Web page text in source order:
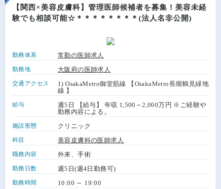
【関西×美容皮膚科】管理医師候補者を募集！美容未経
験でも相談可能☆＊＊＊＊＊＊＊＊(法人名非公開)
勤務体系 常勤の医師求人
勤務地 大阪府の医師求人
交通アクセス
1) OsakaMetro御堂筋線 【OsakaMetro長堀鶴見緑地
線 】
給与
週5日 【給与】 年収 1,500～2,000万円 ※ご経験や
勤務内容による。
施設形態 クリニック
科目 美容皮膚科の医師求人
職務内容 外来、手術
勤務日数 週5日(週4日勤務可)
勤務時間 10:00 ～ 19:00